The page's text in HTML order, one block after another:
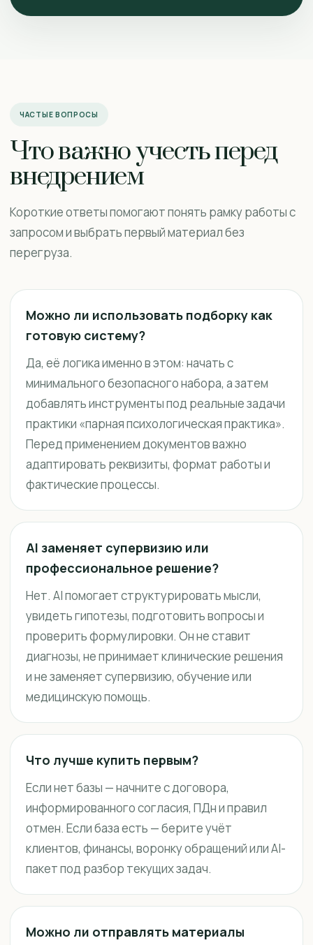
ЧАСТЫЕ ВОПРОСЫ
Что важно учесть перед
внедрением
Короткие ответы помогают понять рамку работы с
запросом и выбрать первый материал без
перегруза.
Можно ли использовать подборку как
готовую систему?
Да, её логика именно в этом: начать с
минимального безопасного набора, а затем
добавлять инструменты под реальные задачи
практики «парная психологическая практика».
Перед применением документов важно
адаптировать реквизиты, формат работы и
фактические процессы.
AI заменяет супервизию или
профессиональное решение?
Нет. AI помогает структурировать мысли,
увидеть гипотезы, подготовить вопросы и
проверить формулировки. Он не ставит
диагнозы, не принимает клинические решения
и не заменяет супервизию, обучение или
медицинскую помощь.
Что лучше купить первым?
Если нет базы — начните с договора,
информированного согласия, ПДн и правил
отмен. Если база есть — берите учёт
клиентов, финансы, воронку обращений или AI-
пакет под разбор текущих задач.
Можно ли отправлять материалы